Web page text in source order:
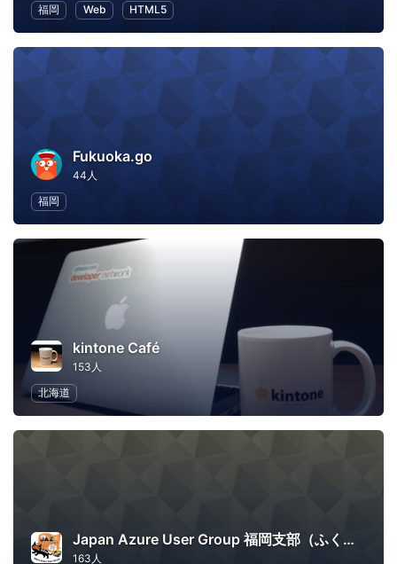
福岡
Web HTML5
Fukuoka.go
44人
福岡
kintone Café
153人
北海道
Japan Azure User Group 福岡支部（ふくあず）
163人